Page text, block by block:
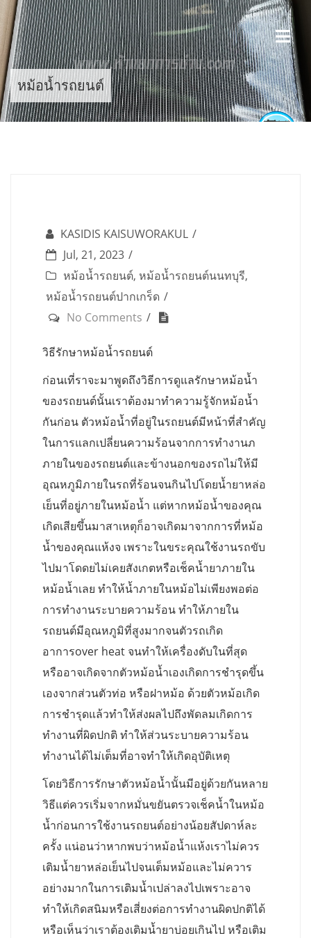
Skip
to
content
หม้อน้ำรถยนต์
KASIDIS KAISUWORAKUL
Jul, 21, 2023
หม้อน้ำรถยนต์, หม้อน้ำรถยนต์นนทบุรี,
หม้อน้ำรถยนต์ปากเกร็ด
No Comments
วิธีรักษาหม้อน้ำรถยนต์
ก่อนเที่ราจะมาพูดถึงวิธีการดูแลรักษาหม้อน้ำ
ของรถยนต์นั้นเราต้องมาทำความรู้จักหม้อน้ำ
กันก่อน ตัวหม้อน้ำที่อยู่ในรถยนต์มีหน้าที่สำคัญ
ในการแลกเปลี่ยนความร้อนจากการทำงานภ
ภายในของรถยนต์และข้างนอกของรถไม่ให้มี
อุณหภูมิภายในรถที่ร้อนจนกินไปโดยน้ำยาหล่อ
เย็นที่อยู่ภายในหม้อน้ำ แต่หากหม้อน้ำของคุณ
เกิดเสียขึ้นมาสาเหตุก็อาจเกิดมาจากการที่หม้อ
น้ำของคุณแห้งจ เพราะในขระคุณใช้งานรถขับ
ไปมาโดดยไม่เคยสังเกตหรือเช็คน้ำยาภายใน
หม้อน้ำเลย ทำให้น้ำภายในหม้อไม่เพียงพอต่อ
การทำงานระบายความร้อน ทำให้ภายใน
รถยนต์มีอุณหภูมิที่สูงมากจนตัวรถเกิด
อาการover heat จนทำให้เครื่องดับในที่สุด
หรืออาจเกิดจากตัวหม้อน้ำเองเกิดการชำรุดขึ้น
เองจากส่วนตัวท่อ หรือฝาหม้อ ด้วยตัวหม้อเกิด
การชำรุดแล้วทำให้ส่งผลไปถึงพัดลมเกิดการ
ทำงานที่ผิดปกติ ทำให้ส่วนระบายความร้อน
ทำงานได้ไม่เต็มที่อาจทำให้เกิดอุบัติเหตุ
โดยวิธีการรักษาตัวหม้อน้ำนั้นมีอยู่ด้วยกันหลาย
วิธีแต่ควรเริ่มจากหมั่นขยันตรวจเช็คน้ำในหม้อ
น้ำก่อนการใช้งานรถยนต์อย่างน้อยสัปดาห์ละ
ครั้ง แน่อนว่าหากพบว่าหม้อน้ำแห้งเราไม่ควร
เติมน้ำยาหล่อเย็นไปจนเต็มหม้อและไม่ควาร
อย่างมากในการเติมน้ำเปล่าลงไปเพราะอาจ
ทำให้เกิดสนิมหรือเสี่ยงต่อการทำงานผิดปกติได้
หรือเห็นว่าเราต้องเติมน้ำยาบ่อยเกินไป หรือเติม